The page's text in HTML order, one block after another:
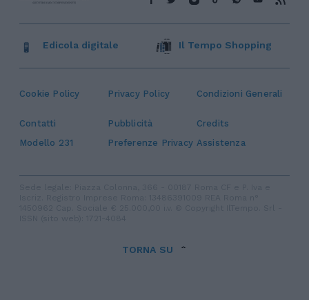
Cookie Policy Privacy Policy Condizioni Generali
Contatti Pubblicità
Credits
Modello 231
Preferenze Privacy Assistenza
Edicola digitale Il Tempo Shopping
TORNA SU